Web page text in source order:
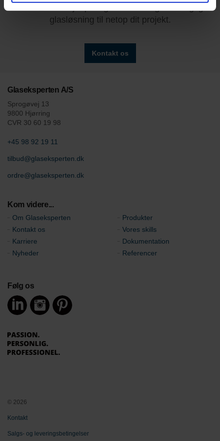
glasløsning til netop dit projekt.
Kontakt os
Glaseksperten A/S
Sprogøvej 13
9800 Hjørring
CVR 30 60 19 98
+45 98 92 19 11
tilbud@glaseksperten.dk
ordre@glaseksperten.dk
Kom videre...
Om Glaseksperten
Produkter
Kontakt os
Vores skills
Karriere
Dokumentation
Nyheder
Referencer
Følg os
© 2026
Kontakt
Salgs- og leveringsbetingelser